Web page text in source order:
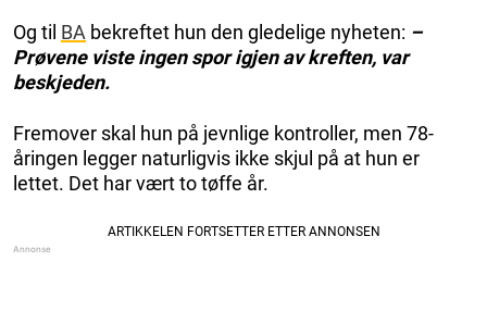
Og til BA bekreftet hun den gledelige nyheten: –
Prøvene viste ingen spor igjen av kreften, var
beskjeden.
Fremover skal hun på jevnlige kontroller, men 78-
åringen legger naturligvis ikke skjul på at hun er
lettet. Det har vært to tøffe år.